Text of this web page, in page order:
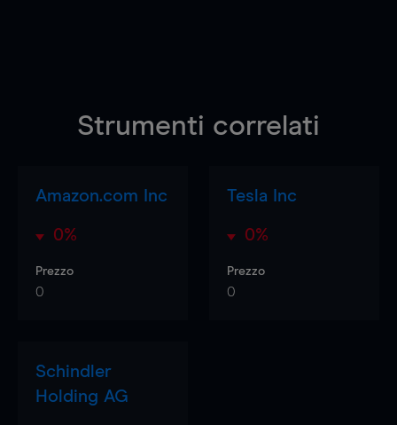
Strumenti correlati
Amazon.com Inc
0%
Prezzo
0
Tesla Inc
0%
Prezzo
0
Schindler
Holding AG